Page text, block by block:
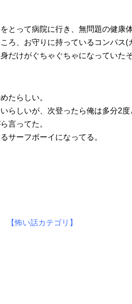
とって病院に行き、無問題の健康
ろ、お守りに持っているコンパス(
だけがぐちゃぐちゃになっていたそ
たらしい。
らしいが、次登ったら俺は多分2
言ってた。
サーフボーイになってる。
【怖い話カテゴリ】